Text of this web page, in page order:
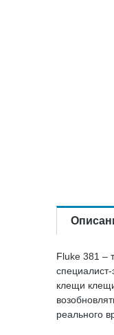
Fluke 381 –
клещи
реального